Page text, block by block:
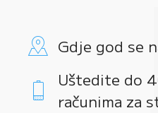
Gdje god se
Uštedite do
računima za